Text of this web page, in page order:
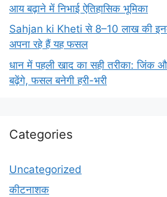
आय बढ़ाने में निभाई ऐतिहासिक भूमिका
Sahjan ki Kheti से 8–10 लाख की
अपना रहे हैं यह फसल
धान में पहली खाद का सही तरीका: जिंक
बढ़ेंगे, फसल बनेगी हरी-भरी
Categories
Uncategorized
कीटनाशक